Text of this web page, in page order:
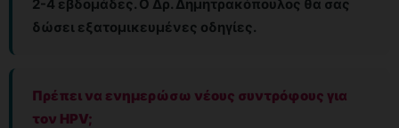
2-4 εβδομάδες. Ο Δρ. Δημητρακόπουλος θα σας
δώσει εξατομικευμένες οδηγίες.
Πρέπει να ενημερώσω νέους συντρόφους για
τον HPV;